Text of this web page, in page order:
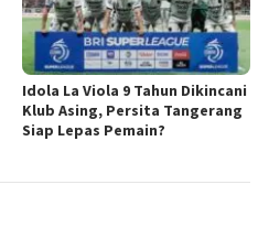
Idola La Viola 9 Tahun Dikincani
Klub Asing, Persita Tangerang
Siap Lepas Pemain?